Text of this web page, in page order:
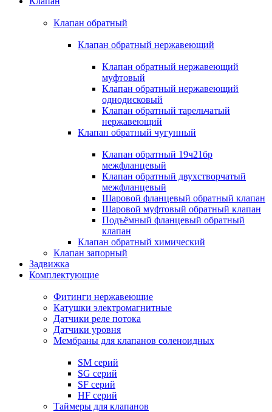
Клапан обратный
Клапан обратный нержавеющий
Клапан обратный нержавеющий
муфтовый
Клапан обратный нержавеющий
однодисковый
Клапан обратный тарельчатый
нержавеющий
Клапан обратный чугунный
Клапан обратный 19ч21бр
межфланцевый
Клапан обратный двухстворчатый
межфланцевый
Шаровой фланцевый обратный клапан
Шаровой муфтовый обратный клапан
Подъёмный фланцевый обратный
клапан
Клапан обратный химический
Клапан запорный
Задвижка
Комплектующие
Фитинги нержавеющие
Катушки электромагнитные
Датчики реле потока
Датчики уровня
Мембраны для клапанов соленоидных
SM серий
SG серий
SF серий
HF серий
Таймеры для клапанов